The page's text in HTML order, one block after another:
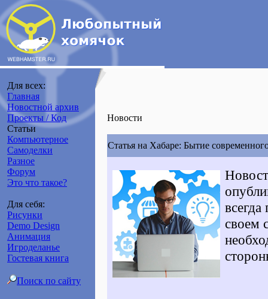
Для всех:
Главная
Новостной архив
Проекты / Код
Статьи
Компьютерное
Самоделки
Разное
Форум
Это что такое?
Для себя:
Рисунки
Demo Design
Анимация
Игроделанье
Гостевая книга
Поиск по сайту
Новости
Статья на Хабаре: Бытие
своем